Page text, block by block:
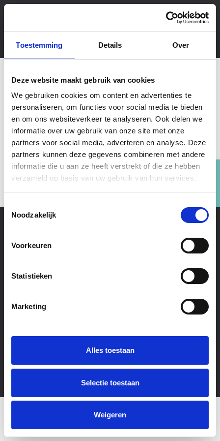
Toestemming Details Over
Deze website maakt gebruik van cookies
We gebruiken cookies om content en advertenties te
personaliseren, om functies voor social media te bieden
en om ons websiteverkeer te analyseren. Ook delen we
informatie over uw gebruik van onze site met onze
partners voor social media, adverteren en analyse. Deze
partners kunnen deze gegevens combineren met andere
informatie die u aan ze heeft verstrekt of die ze hebben
verzameld op basis van uw gebruik van hun services.
Toestemmingsselectie
Noodzakelijk
Voorkeuren
Statistieken
Marketing
Alles toestaan
Selectie toestaan
Weigeren
Ik geef ook al heel lang trainingen voor
consultants
Plan een belafspraak in